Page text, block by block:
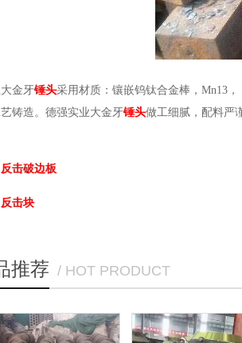
金牙锤头采用材质：镶嵌钨钛合金棒，Mn13
铸造。德强实业大金牙锤头做工细腻，配料严
反击破边板
反击块
推荐 / HOT PRODUCT